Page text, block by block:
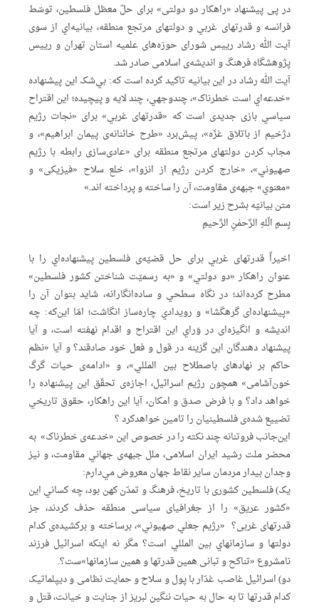
در پی پیشنهاد «راهکار دو دولتی» برای حلّ معظل فلسطین، توسّط
فرانسه و قدرتهای غربي و دولتهای مرتجع منطقه، بیانیه‌اي از سوی
آیت الله رشاد رییس شورای حوزه‌های علمیه استان تهران و رییس
پژوهشگاه فرهنگ و اندیشه‌ی اسلامی صادر شد.
آیت الله رشاد در این بیانیه تاکید کرده است که: بي‌شک این پیشنهاده
«خدعه‌اي است خطرناک»، چندوجهي، چند لایه و پیچیده؛ این اقتراح
سیاسي بازی جدیدی است که «قدرتهای غربي» برای «نجات رژیم
دژخیم از باتلاق غزّه»، پیش‌برد «طرح خائنانه‌ی پیمان ابراهیم»، و
مجاب کردن دولتهای مرتجع منطقه برای «عادی‌سازی رابطه‌ با رژیم
صهیوني»، «خارج کردن رژیم از انزوا»، خلع سلاح «فیزیکی» و
«معنوي» جبهه‌ی مقاومت، آن را ساخته و پرداخته اند.»
متن بیانیّه بشرح زیر است:
بِسمِ الّلهِ الرَّحمٰنِ الرَّحیمِ
اخیراً قدرتهای غربي برای حل قضیّه‌ی فلسطین پیشنهاده‌اي را با
عنوان راهکار «دو دولتي» و «به رسمیّت شناختن کشور فلسطین»
مطرح کرده‌اند؛ در نگاه سطحي و ساده‌انگارانه، شاید بتوان آن را
«پیشنهاده‌ای گرهگشا» و رویدادي چاره‌ساز انگاشت؛ امّا این‌که: چه
اندیشه و انگیزه‌ای در وَراي این اقتراح و اقدام نهفته است، و آیا
پیشنهاد دهندگان این گزینه در قول و فعل خود صادقند؟ و آیا «نظم
حاکم بر نهادهای باصطلاح بین المللي»، و «ادامه‌ی حیات گرگ
خون‌آشامی» همچون رژیم اسرائیل، اجازه‌ی تحقّق این پیشنهاده‌ را
خواهد داد؟ و با فرض صدق و امکان، آیا این راهکار، حقوق تاریخي
تضییع شده‌ی فلسطینیان را تامین خواهدکرد ؟
این‌جانب فروتنانه چند نکته را در خصوص این «خدعه‌ی خطرناک» به
محضر ملت رشید ایران اسلامی، ملل جبهه‌ی جهاني مقاومت، و نیز
وجدان بیدار مردمان سایر نقاط جهان معروض مي‌دارم:
یک) فلسطین کشوری با تاریخ، فرهنگ و تمدّن کهن بود، چه کساني این
«کشور عریق» را از جغرافیای سیاسی منطقه حذف کردند، جز
قدرتهای غربی؟ «رژیم جعلي صهیوني»، برساخته و برکشیده‌ی کدام
دولتها و سازمانهاي بین المللي است؟ مگر نه اینکه اسرائیل فرزند
نامشروع «تناکح و تبانی همین قدرتها و همین سازمانها»ست؟.
دو) اسرائیل غاصب غدّار با پول و سلاح و حمایت نظامی و دیپلماتیک
کدام قدرتها تا به حال به حیات ننگین لبریز از جنایت و خیانت، قتل و